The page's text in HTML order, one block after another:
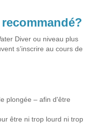
Diver ou niveau plus
s’inscrire au cours de
plongée – afin d'être
être ni trop lourd ni trop